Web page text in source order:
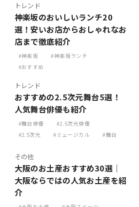
トレンド
神楽坂のおいしいランチ20
選！安いお店からおしゃれなお
店まで徹底紹介
神楽坂
神楽坂ランチ
おすすめ
トレンド
おすすめの2.5次元舞台5選！
人気舞台俳優も紹介
舞台俳優
2.5次元俳優
2.5次元
ミュージカル 舞台
その他
大阪のお土産おすすめ30選｜
大阪ならではの人気お土産を紹
介